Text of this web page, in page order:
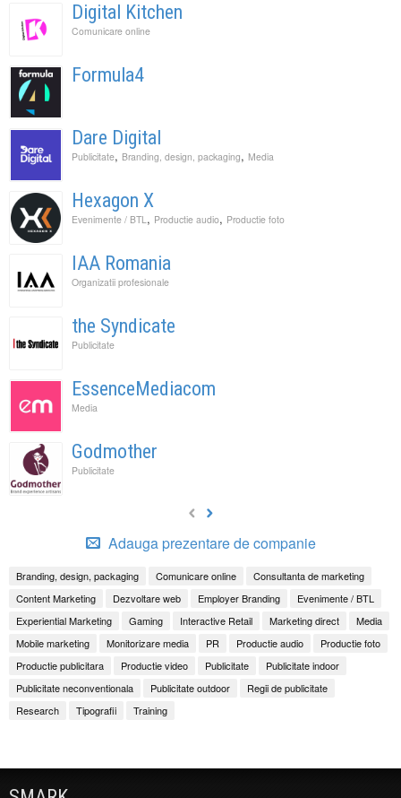
Digital Kitchen
Comunicare online
Formula4
Dare Digital
Publicitate, Branding, design, packaging, Media
Hexagon X
Evenimente / BTL, Productie audio, Productie foto
IAA Romania
Organizatii profesionale
the Syndicate
Publicitate
EssenceMediacom
Media
Godmother
Publicitate
Adauga prezentare de companie
Branding, design, packaging Comunicare online
Consultanta de marketing
Content Marketing
Dezvoltare web Employer Branding
Evenimente / BTL
Experiential Marketing
Gaming Interactive Retail Marketing direct
Media
Mobile marketing
Monitorizare media PR Productie audio
Productie foto
Productie publicitara
Productie video Publicitate
Publicitate indoor
Publicitate neconventionala
Publicitate outdoor
Regii de publicitate
Research
Tipografii Training